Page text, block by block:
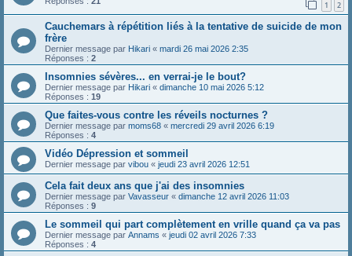
1 2
Cauchemars à répétition liés à la tentative de suicide de mon
frère
Dernier message par Hikari « mardi 26 mai 2026 2:35
Réponses : 2
Insomnies sévères... en verrai-je le bout?
Dernier message par Hikari « dimanche 10 mai 2026 5:12
Réponses : 19
Que faites-vous contre les réveils nocturnes ?
Dernier message par moms68 « mercredi 29 avril 2026 6:19
Réponses : 4
Vidéo Dépression et sommeil
Dernier message par vibou « jeudi 23 avril 2026 12:51
Cela fait deux ans que j'ai des insomnies
Dernier message par Vavasseur « dimanche 12 avril 2026 11:03
Réponses : 9
Le sommeil qui part complètement en vrille quand ça va pas
Dernier message par Annams « jeudi 02 avril 2026 7:33
Réponses : 4